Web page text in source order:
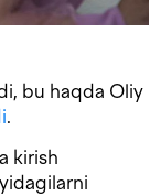
bu haqda Oliy
.
kirish